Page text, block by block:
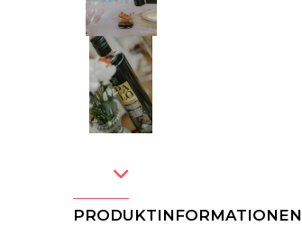
PRODUKTINFORMATIONEN